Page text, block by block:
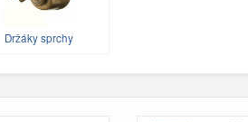
Držáky sprchy